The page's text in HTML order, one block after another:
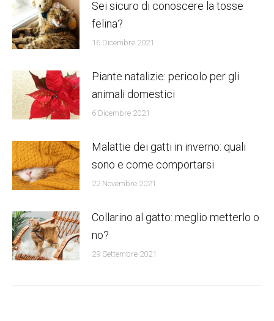
Sei sicuro di conoscere la tosse
felina?
16 Dicembre 2021
Piante natalizie: pericolo per gli
animali domestici
6 Dicembre 2021
Malattie dei gatti in inverno: quali
sono e come comportarsi
22 Novembre 2021
Collarino al gatto: meglio metterlo o
no?
29 Settembre 2021